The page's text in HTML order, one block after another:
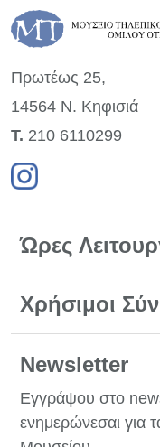
Πρωτέως 25,
14564 Ν. Κηφισιά
Τ. 210 6110299
Ώρες
Χρήσιμοι
Newsletter
Εγγράψου στο
ενημερώνεσαι για